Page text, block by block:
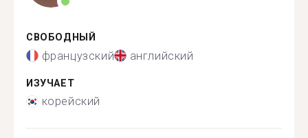
СВОБОДНЫЙ
французский английский
ИЗУЧАЕТ
корейский